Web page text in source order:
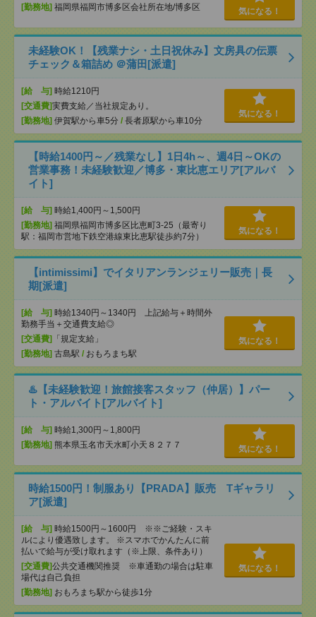
[勤務地] 福岡県福岡市博多区会社所在地/博多区 気になる！
未経験OK！【残業ナシ・土日祝休み】文房具の伝票
チェック＆箱詰め ＠蒲田[派遣]
[給 与] 時給1210円
[交通費]実費支給／当社規定あり。
[勤務地] 伊賀駅から車5分 / 長者原駅から車10分
気になる！
【時給1400円～／残業なし】1日4h～、週4日～OKの
営業事務！未経験歓迎／博多・東比恵エリア[アルバ
イト]
[給 与] 時給1,400円～1,500円
[勤務地] 福岡県福岡市博多区比恵町3-25（最寄り
駅：福岡市営地下鉄空港線東比恵駅徒歩約7分）
気になる！
【intimissimi】でイタリアンランジェリー販売｜長
期[派遣]
[給 与] 時給1340円～1340円 上記給与＋時間外
勤務手当＋交通費支給◎
[交通費]
「規定支給」
[勤務地] 古島駅 / おもろまち駅
気になる！
♨️【未経験歓迎！旅館接客スタッフ（仲居）】パー
ト・アルバイト[アルバイト]
[給 与] 時給1,300円～1,800円
[勤務地] 熊本県玉名市天水町小天８２７７ 気になる！
時給1500円！制服あり【PRADA】販売 Tギャラリ
ア[派遣]
[給 与] 時給1500円～1600円 ※※ご経験・スキ
ルにより優遇致します。 ※スマホでかんたんに前
払いで給与が受け取れます（※上限、条件あり）
[交通費]公共交通機関推奨 ※車通勤の場合は駐車
場代は自己負担
[勤務地] おもろまち駅から徒歩1分
気になる！